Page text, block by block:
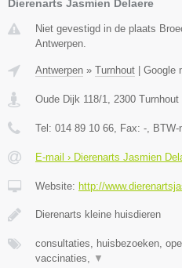
Dierenarts Jasmien Delaere
Niet gevestigd in de plaats
Antwerpen.
Antwerpen » Turnhout Google
Oude Dijk 118/1, 2300 Turnhout
Tel: 014 89 10 66, Fax: -, BTW-
E-mail › Dierenarts Jasmien
Website: http://
Dierenarts kleine huisdieren
consultaties, huisbezoeken,
vaccinaties, ▼